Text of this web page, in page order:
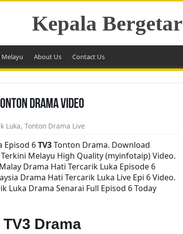
Kepala Bergetar
Melayu About Us Contact Us
Drama Video
Luka, Tonton Drama Live
Episod 6TV3Tonton Drama. Download
Melayu High Quality (myinfotaip) Video.
Drama Hati Tercarik Luka Episode 6
Drama Hati Tercarik Luka Live Epi 6 Video.
Luka Drama Senarai Full Episod 6 Today
Drama